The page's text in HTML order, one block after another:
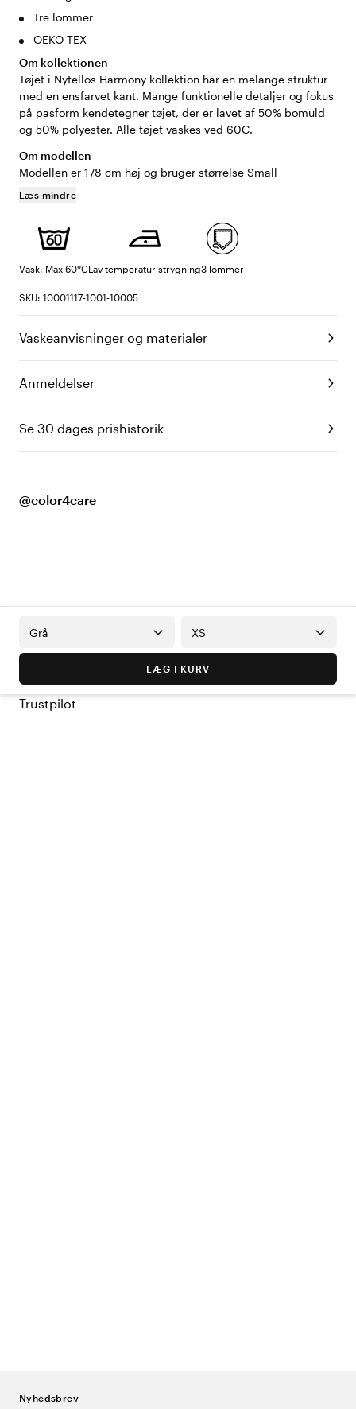
Tre lommer
OEKO-TEX
Om kollektionen
Tøjet i Nytellos Harmony kollektion har en melange struktur
med en ensfarvet kant. Mange funktionelle detaljer og fokus
på pasform kendetegner tøjet, der er lavet af 50% bomuld
og 50% polyester. Alle tøjet vaskes ved 60C.
Om modellen
Modellen er 178 cm høj og bruger størrelse Small
Læs mindre
Vask: Max 60°CLav temperatur strygning3 lommer
SKU: 10001117-1001-10005
Vaskeanvisninger og materialer
Anmeldelser
Se 30 dages prishistorik
@color4care
Grå XS
LÆG I KURV
Trustpilot
Nyhedsbrev